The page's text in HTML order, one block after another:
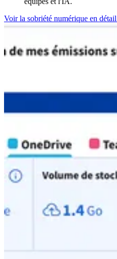
Voir la sobriété numérique en détail